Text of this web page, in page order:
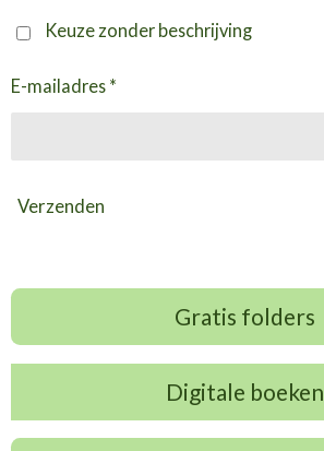
Keuze zonder beschrijving
E-mailadres *
Verzenden
Gratis folders
Digitale boeken